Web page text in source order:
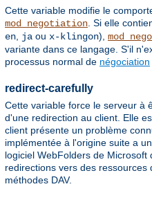
Cette variable modifie le
mod_negotiation . Si elle
en ja ou x-klingon),
variante dans ce langage. S'il
processus normal de négociation
redirect-carefully
Cette variable force le serveur à
d'une redirection au client. Elle
client présente un problème
implémentée à l'origine suite a
logiciel WebFolders de
redirections vers des
méthodes DAV.